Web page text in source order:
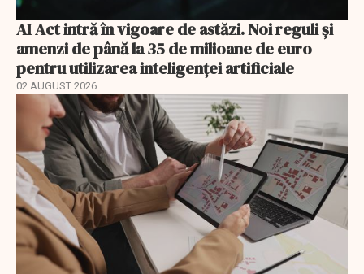
AI Act intră în vigoare de astăzi. Noi reguli și
amenzi de până la 35 de milioane de euro
pentru utilizarea inteligenței artificiale
02 AUGUST 2026